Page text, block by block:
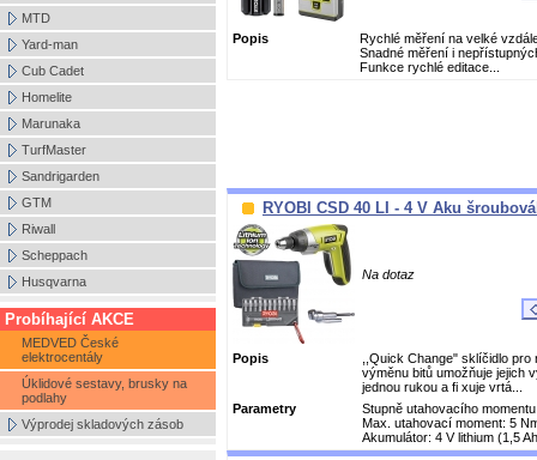
MTD
Yard-man
Cub Cadet
Homelite
Marunaka
TurfMaster
Sandrigarden
GTM
Riwall
Scheppach
Husqvarna
Probíhající AKCE
MEDVED České
elektrocentály
Úklidové sestavy, brusky na
podlahy
Výprodej skladových zásob
Popis
Rychlé měření na velké
Snadné měření i
Funkce rychlé editace...
RYOBI CSD 40 LI - 4 V Aku
Na dotaz
Popis
,,Quick Change" sklíčidlo pro
výměnu bitů umožňuje jejich
jednou rukou a fi xuje vrtá...
Parametry
Stupně utahovacího
Max. utahovací moment: 5
Akumulátor: 4 V lithium (1,5